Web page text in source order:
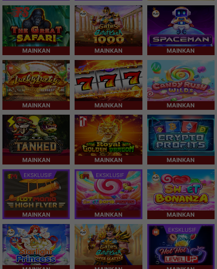
MAINKAN MAINKAN MAINKAN
MAINKAN MAINKAN MAINKAN
MAINKAN MAINKAN MAINKAN
EKSKLUSIF
MAINKAN
EKSKLUSIF
MAINKAN MAINKAN
EKSKLUSIF